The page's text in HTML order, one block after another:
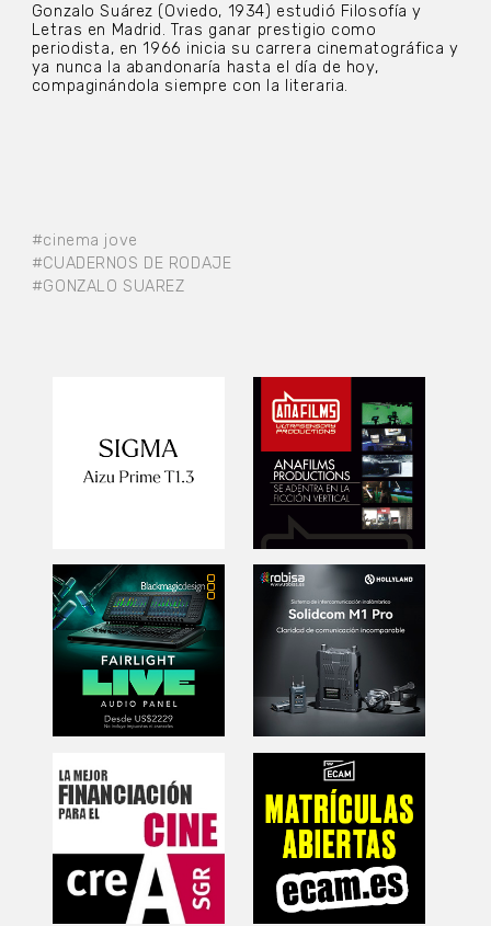
#cinema jove
#CUADERNOS DE RODAJE
#GONZALO SUAREZ
Gonzalo Suárez (Oviedo, 1934) estudió Filosofía y
Letras en Madrid. Tras ganar prestigio como
periodista, en 1966 inicia su carrera cinematográfica y
ya nunca la abandonaría hasta el día de hoy,
compaginándola siempre con la literaria.